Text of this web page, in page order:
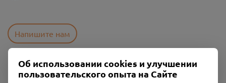
Напишите нам
Пользовательское соглашение
Об использовании cookies и улучшении
пользовательского опыта на Сайте